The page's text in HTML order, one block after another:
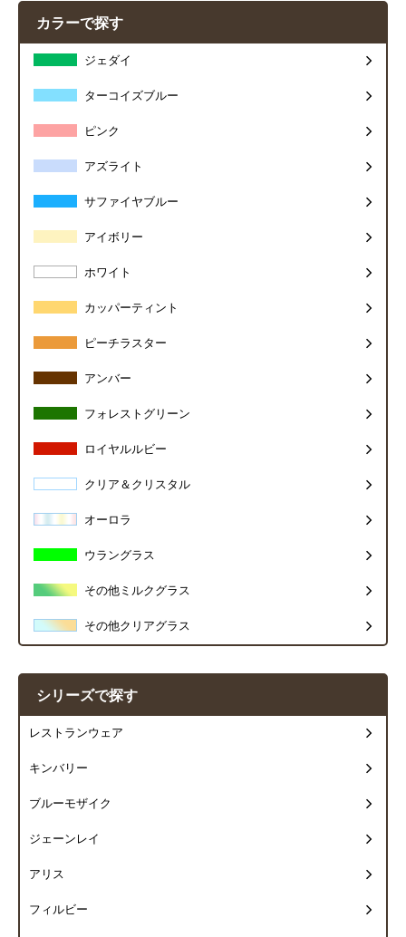
カラーで探す
ジェダイ
ターコイズブルー
ピンク
アズライト
サファイヤブルー
アイボリー
ホワイト
カッパーティント
ピーチラスター
アンバー
フォレストグリーン
ロイヤルルビー
クリア＆クリスタル
オーロラ
ウラングラス
その他ミルクグラス
その他クリアグラス
シリーズで探す
レストランウェア
キンバリー
ブルーモザイク
ジェーンレイ
アリス
フィルビー